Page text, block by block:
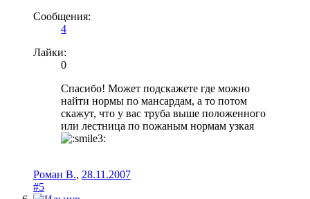
Сообщения:
4
Лайки:
0
Спасибо! Может подскажете где можно
найти нормы по мансардам, а то потом
скажут, что у вас труба выше положенного
или лестница по пожаным нормам узкая
Роман В., 28.11.2007
#5